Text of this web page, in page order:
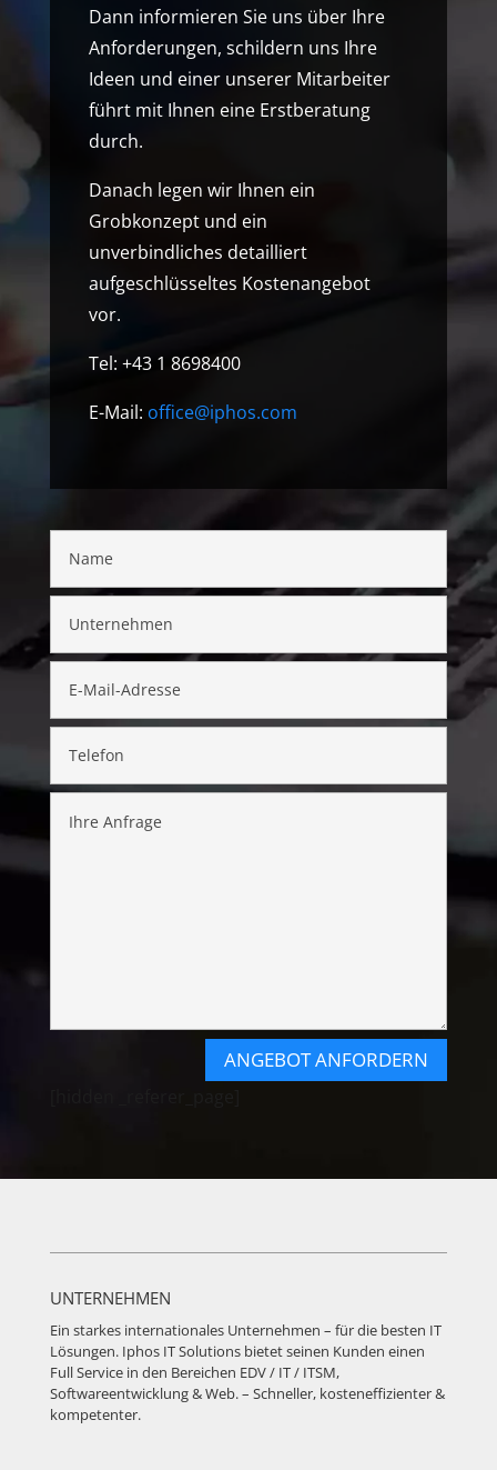
Dann informieren Sie uns über Ihre
Anforderungen, schildern uns Ihre
Ideen und einer unserer Mitarbeiter
führt mit Ihnen eine Erstberatung
durch.
Danach legen wir Ihnen ein
Grobkonzept und ein
unverbindliches detailliert
aufgeschlüsseltes Kostenangebot
vor.
Tel: +43 1 8698400
E-Mail: office@iphos.com
ANGEBOT ANFORDERN
UNTERNEHMEN
Ein starkes internationales Unternehmen – für die besten IT
Lösungen. Iphos IT Solutions bietet seinen Kunden einen
Full Service in den Bereichen EDV / IT / ITSM,
Softwareentwicklung & Web. – Schneller, kosteneffizienter &
kompetenter.